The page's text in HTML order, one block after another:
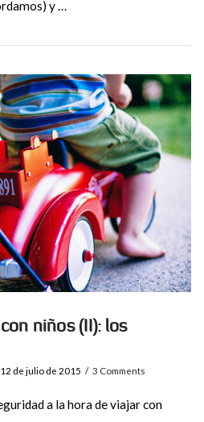
POST
y …
niños (II): los
12 de julio de 2015 3 Comments
a la hora de viajar con